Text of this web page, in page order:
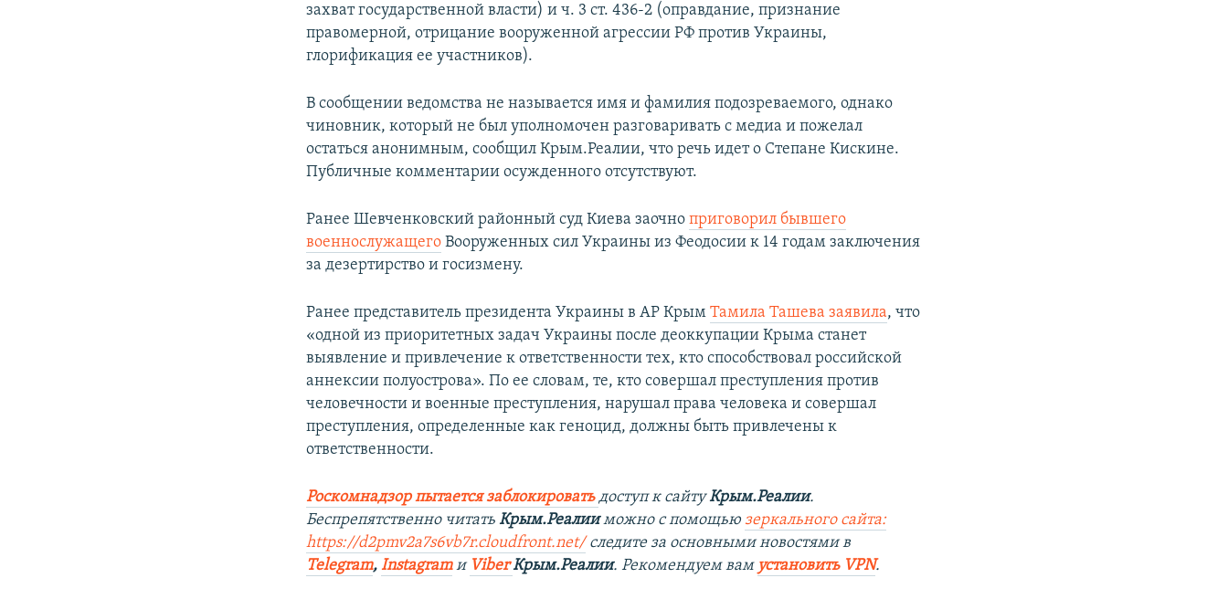
захват государственной власти) и ч. 3 ст. 436-2 (оправдание, признание
правомерной, отрицание вооруженной агрессии РФ против Украины,
глорификация ее участников).
В сообщении ведомства не называется имя и фамилия подозреваемого, однако
чиновник, который не был уполномочен разговаривать с медиа и пожелал
остаться анонимным, сообщил Крым.Реалии, что речь идет о Степане Кискине.
Публичные комментарии осужденного отсутствуют.
Ранее Шевченковский районный суд Киева заочноприговорил бывшего
военнослужащего Вооруженных сил Украины из Феодосии к 14 годам заключения
за дезертирство и госизмену.
Ранее представитель президента Украины в АР КрымТамила Ташева заявила, что
«одной из приоритетных задач Украины после деоккупации Крыма станет
выявление и привлечение к ответственности тех, кто способствовал российской
аннексии полуострова». По ее словам, те, кто совершал преступления против
человечности и военные преступления, нарушал права человека и совершал
преступления, определенные как геноцид, должны быть привлечены к
ответственности.
Роскомнадзор пытается заблокировать доступ к сайтуКрым.Реалии.
Беспрепятственно читатьКрым.Реалииможно с помощьюзеркального сайта:
https://d2pmv2a7s6vb7r.cloudfront.net/ следите за основными новостями в
Telegram,Instagramи Viber Крым.Реалии. Рекомендуем вам установить VPN.